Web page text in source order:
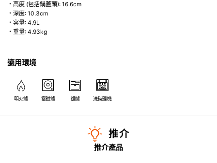
・高度 (包括鍋蓋頭): 16.6cm
・深度: 10.3cm
・容量: 4.9L
・重量: 4.93kg
適用環境
明火爐 電磁爐 焗爐 洗碗碟機
推介
推介產品